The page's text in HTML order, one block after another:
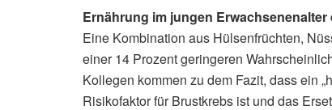
Ernährung im jungen
Eine Kombination aus Hülsenfrüchten,
einer 14 Prozent geringeren
Kollegen kommen zu dem Fazit, dass ein
Risikofaktor für Brustkrebs ist und das